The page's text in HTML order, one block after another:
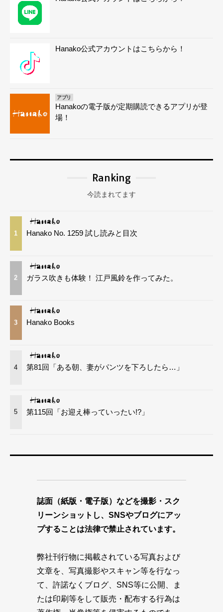
Hanako公式アカウントはこちらから！
アプリ
Hanakoの電子版が定期購読できるアプリが登
場！
Ranking
今読まれてます
1 Hanako No. 1259 試し読みと目次
2 ガラス吹きも体験！ 江戸風鈴を作ってみた。
3 Hanako Books
4 第81回「ある朝、妻がパンツを下ろしたら…」
5 第115回「お迎え棒っていったい!?」
誌面（紙版・電子版）などを撮影・スク
リーンショットし、SNSやブログにアッ
プすることは法律で禁止されています。
弊社刊行物に掲載されている写真および
文章を、写真撮影やスキャン等を行なっ
て、許諾なくブログ、SNS等に公開、ま
たは印刷等をして販売・配布する行為は